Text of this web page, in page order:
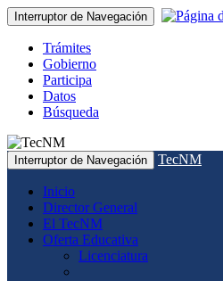
Interruptor de Navegación
Trámites
Gobierno
Participa
Datos
Búsqueda
Interruptor de Navegación TecNM
Inicio
Director General
El TecNM
Oferta Educativa
Licenciatura